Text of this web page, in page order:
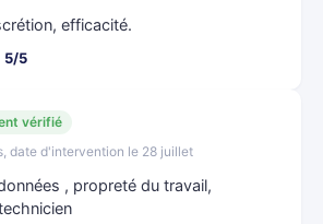
efficacité.
5/5
vérifié
date d'intervention le 28 juillet
, propreté du travail,